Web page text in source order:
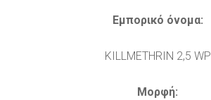
Εμπορικό όνομα:
KILLMETHRIN 2,5 WP
Μορφή: